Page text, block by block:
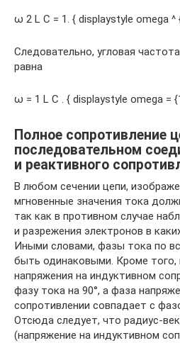
ω 2 L C = 1. { displaystyle omega ^
Следовательно, угловая
равна
ω = 1 L C . { displaystyle omega =
Полное сопротивление
последовательном
и реактивного
В любом сечении цепи,
мгновенные значения тока
так как в противном случае
и разрежения электронов в
Иными словами, фазы тока по
быть одинаковыми. Кроме
напряжения на индуктивном
фазу тока на 90°, а фаза
сопротивлении совпадает с
Отсюда следует, что радиус-
(напряжение на индуктивном